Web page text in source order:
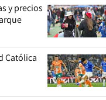
y precios
Católica